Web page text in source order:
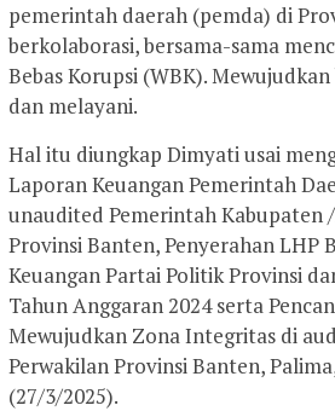
pemerintah daerah (pemda) di
berkolaborasi, bersama-sama
Bebas Korupsi (WBK).
dan melayani.
Hal itu diungkap Dimyati usai
Laporan Keuangan Pemerintah
unaudited Pemerintah Kabupaten
Provinsi Banten, Penyerahan LHP
Keuangan Partai Politik Provinsi
Tahun Anggaran 2024 serta
Mewujudkan Zona Integritas di
Perwakilan Provinsi Banten,
(27/3/2025).